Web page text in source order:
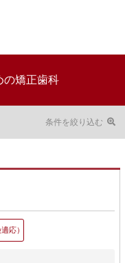
の矯正歯科
条件を絞り込む
応）